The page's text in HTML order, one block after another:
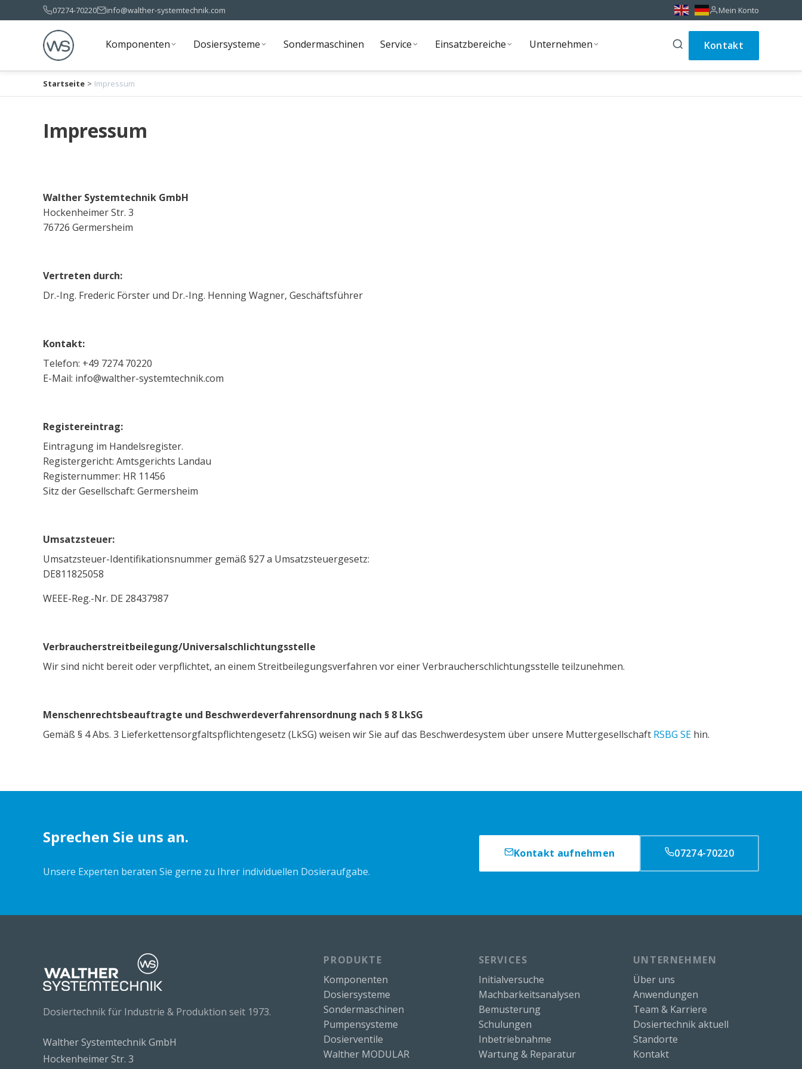
07274-70220 info@walther-systemtechnik.com Mein Konto
Komponenten
Dosiersysteme
Sondermaschinen
Service
Einsatzbereiche
Unternehmen
Kontakt
Startseite > Impressum
Impressum
Walther Systemtechnik GmbH
Hockenheimer Str. 3
76726 Germersheim
Vertreten durch:
Dr.-Ing. Frederic Förster und Dr.-Ing. Henning Wagner, Geschäftsführer
Kontakt:
Telefon: +49 7274 70220
E-Mail: info@walther-systemtechnik.com
Registereintrag:
Eintragung im Handelsregister.
Registergericht: Amtsgerichts Landau
Registernummer: HR 11456
Sitz der Gesellschaft: Germersheim
Umsatzsteuer:
Umsatzsteuer-Identifikationsnummer gemäß §27 a Umsatzsteuergesetz:
DE811825058
WEEE-Reg.-Nr. DE 28437987
Verbraucherstreitbeilegung/Universalschlichtungsstelle
Wir sind nicht bereit oder verpflichtet, an einem Streitbeilegungsverfahren vor einer Verbraucherschlichtungsstelle teilzunehmen.
Menschenrechtsbeauftragte und Beschwerdeverfahrensordnung nach § 8 LkSG
Gemäß § 4 Abs. 3 Lieferkettensorgfaltspflichtengesetz (LkSG) weisen wir Sie auf das Beschwerdesystem über unsere Muttergesellschaft RSBG SE hin.
Sprechen Sie uns an.
Unsere Experten beraten Sie gerne zu Ihrer individuellen Dosieraufgabe.
Kontakt aufnehmen 07274-70220
Dosiertechnik für Industrie & Produktion seit 1973.
Walther Systemtechnik GmbH
Hockenheimer Str. 3
PRODUKTE
Komponenten
Dosiersysteme
Sondermaschinen
Pumpensysteme
Dosierventile
Walther MODULAR
SERVICES
Initialversuche
Machbarkeitsanalysen
Bemusterung
Schulungen
Inbetriebnahme
Wartung & Reparatur
UNTERNEHMEN
Über uns
Anwendungen
Team & Karriere
Dosiertechnik aktuell
Standorte
Kontakt